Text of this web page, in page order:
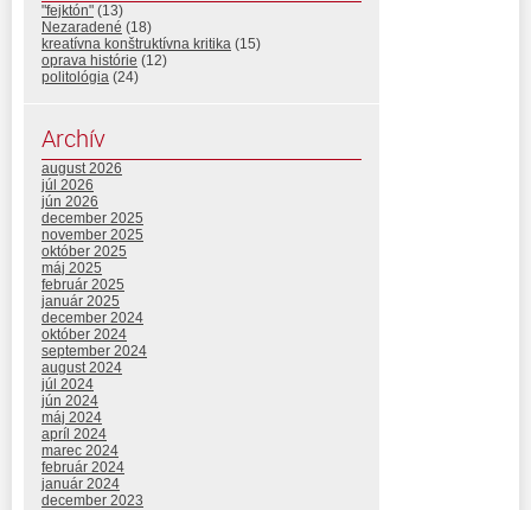
"fejktón" (13)
Nezaradené (18)
kreatívna konštruktívna kritika (15)
oprava histórie (12)
politológia (24)
Archív
august 2026
júl 2026
jún 2026
december 2025
november 2025
október 2025
máj 2025
február 2025
január 2025
december 2024
október 2024
september 2024
august 2024
júl 2024
jún 2024
máj 2024
apríl 2024
marec 2024
február 2024
január 2024
december 2023